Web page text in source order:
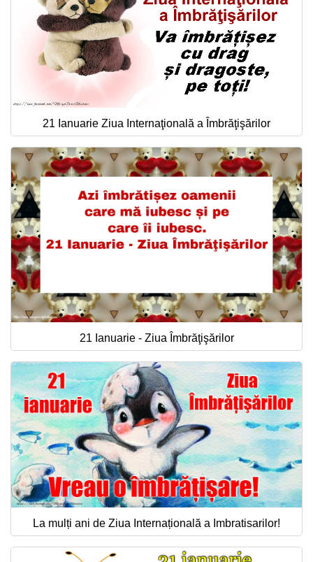
21 Ianuarie Ziua Internaţională a Îmbrăţişărilor
21 Ianuarie - Ziua Îmbrăţişărilor
La mulți ani de Ziua Internațională a Imbratisarilor!